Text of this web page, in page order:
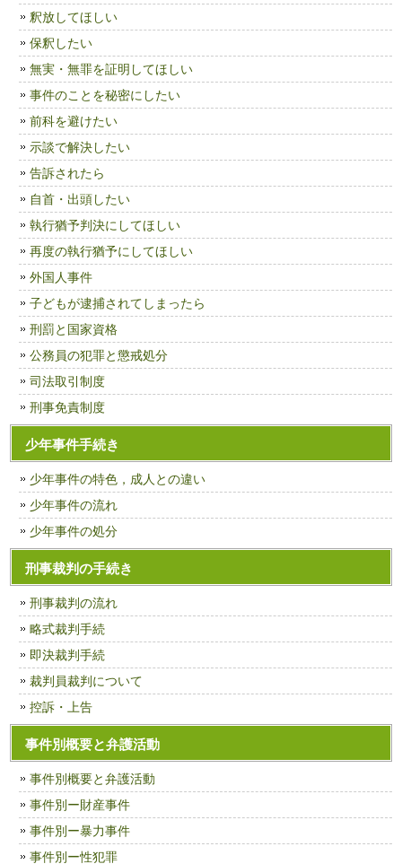
釈放してほしい
保釈したい
無実・無罪を証明してほしい
事件のことを秘密にしたい
前科を避けたい
示談で解決したい
告訴されたら
自首・出頭したい
執行猶予判決にしてほしい
再度の執行猶予にしてほしい
外国人事件
子どもが逮捕されてしまったら
刑罰と国家資格
公務員の犯罪と懲戒処分
司法取引制度
刑事免責制度
少年事件手続き
少年事件の特色，成人との違い
少年事件の流れ
少年事件の処分
刑事裁判の手続き
刑事裁判の流れ
略式裁判手続
即決裁判手続
裁判員裁判について
控訴・上告
事件別概要と弁護活動
事件別概要と弁護活動
事件別ー財産事件
事件別ー暴力事件
事件別ー性犯罪